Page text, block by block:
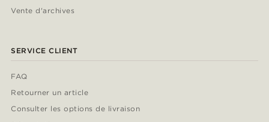
Vente d'archives
SERVICE CLIENT
FAQ
Retourner un article
Consulter les options de livraison